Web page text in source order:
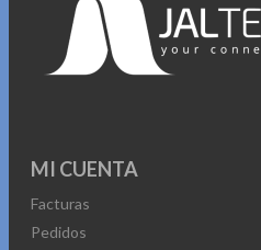
MI CUENTA
Facturas
Pedidos